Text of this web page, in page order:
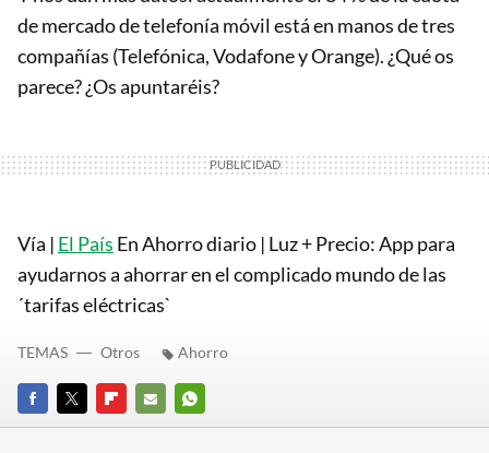
de mercado de telefonía móvil está en manos de tres
compañías (Telefónica, Vodafone y Orange). ¿Qué os
parece? ¿Os apuntaréis?
Vía | El País En Ahorro diario | Luz + Precio: App para
ayudarnos a ahorrar en el complicado mundo de las
´tarifas eléctricas`
FACEBOOK
TWITTERFLIPBOARD
E-
WHATSAPP
TEMAS Otros Ahorro